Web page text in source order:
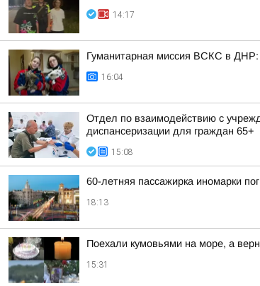
14:17
Гуманитарная миссия ВСКС в
16:04
Отдел по взаимодействию с
диспансеризации для граждан 65+
15:08
60-летняя пассажирка иномарки
18:13
Поехали кумовьями на море, а
15:31